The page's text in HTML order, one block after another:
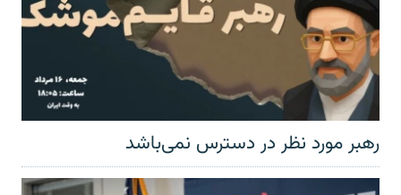
رهبر مورد نظر در دسترس نمی‌باشد